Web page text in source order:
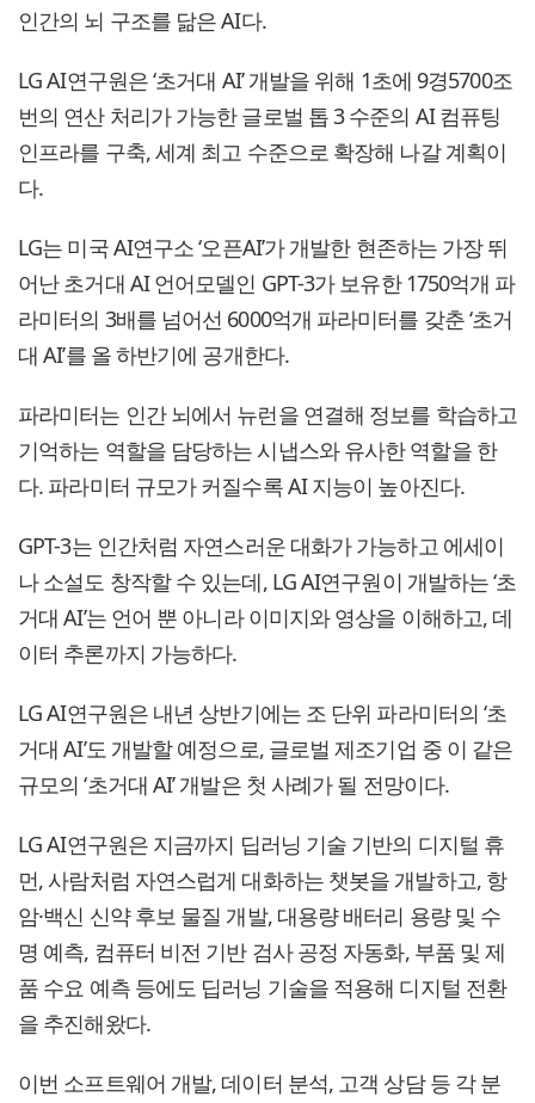
인간의 뇌 구조를 닮은 AI다.
LG AI연구원은 ‘초거대 AI’ 개발을 위해 1초에 9경5700조
번의 연산 처리가 가능한 글로벌 톱 3 수준의 AI 컴퓨팅
인프라를 구축, 세계 최고 수준으로 확장해 나갈 계획이
다.
LG는 미국 AI연구소 ‘오픈AI’가 개발한 현존하는 가장 뛰
어난 초거대 AI 언어모델인 GPT-3가 보유한 1750억개 파
라미터의 3배를 넘어선 6000억개 파라미터를 갖춘 ‘초거
대 AI’를 올 하반기에 공개한다.
파라미터는 인간 뇌에서 뉴런을 연결해 정보를 학습하고
기억하는 역할을 담당하는 시냅스와 유사한 역할을 한
다. 파라미터 규모가 커질수록 AI 지능이 높아진다.
GPT-3는 인간처럼 자연스러운 대화가 가능하고 에세이
나 소설도 창작할 수 있는데, LG AI연구원이 개발하는 ‘초
거대 AI’는 언어 뿐 아니라 이미지와 영상을 이해하고, 데
이터 추론까지 가능하다.
LG AI연구원은 내년 상반기에는 조 단위 파라미터의 ‘초
거대 AI’도 개발할 예정으로, 글로벌 제조기업 중 이 같은
규모의 ‘초거대 AI’ 개발은 첫 사례가 될 전망이다.
LG AI연구원은 지금까지 딥러닝 기술 기반의 디지털 휴
먼, 사람처럼 자연스럽게 대화하는 챗봇을 개발하고, 항
암·백신 신약 후보 물질 개발, 대용량 배터리 용량 및 수
명 예측, 컴퓨터 비전 기반 검사 공정 자동화, 부품 및 제
품 수요 예측 등에도 딥러닝 기술을 적용해 디지털 전환
을 추진해왔다.
이번 소프트웨어 개발, 데이터 분석, 고객 상담 등 각 분